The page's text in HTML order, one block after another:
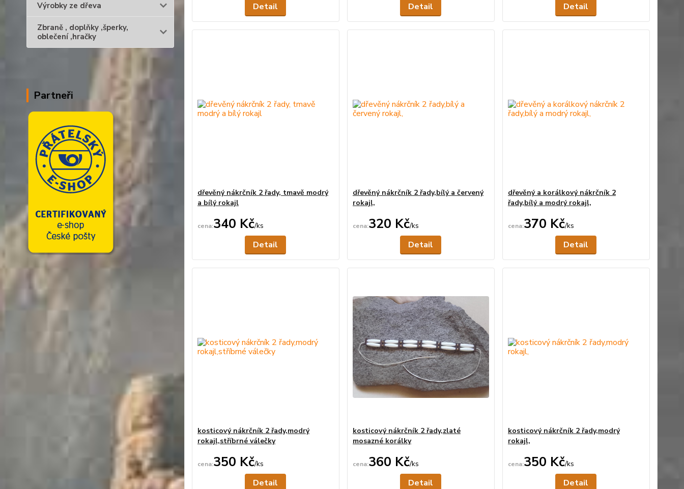
Výrobky ze dřeva
Zbraně , doplňky ,šperky,
oblečení ,hračky
Partneři
Detail Detail Detail
dřevěný nákrčník 2 řady, tmavě modrý
a bílý rokajl
340 Kč/ks
Detail
dřevěný nákrčník 2 řady,bílý a červený
rokajl,
320 Kč/ks
Detail
dřevěný a korálkový nákrčník 2
řady,bílý a modrý rokajl,
370 Kč/ks
Detail
kosticový nákrčník 2 řady,modrý
rokajl,stříbrné válečky
350 Kč/ks
Detail
kosticový nákrčník 2 řady,zlaté
mosazné korálky
360 Kč/ks
Detail
kosticový nákrčník 2 řady,modrý
rokajl,
350 Kč/ks
Detail